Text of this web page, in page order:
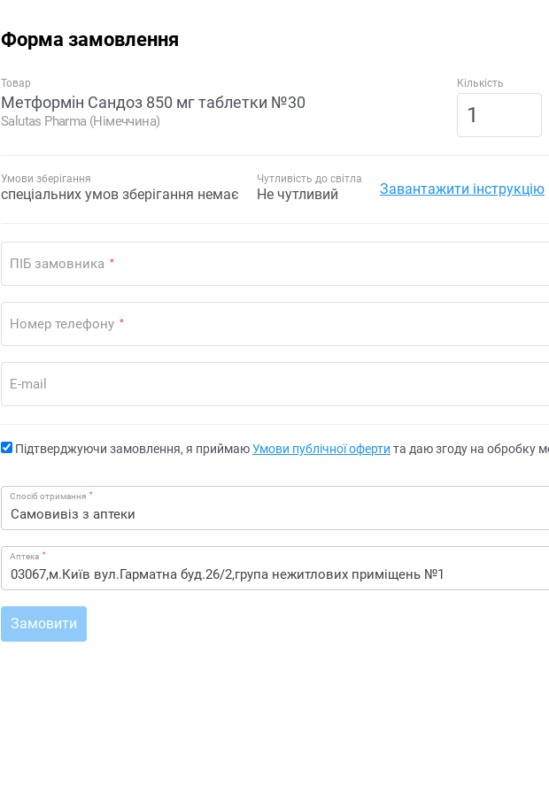
Форма замовлення
Товар
Метформін Сандоз 850 мг таблетки №30
Salutas Pharma (Німеччина)
Кількість
Умови зберігання
спеціальних умов зберігання немає
Чутливість до світла
Не чутливий Завантажити інструкцію
ПІБ замовника *
Номер телефону *
E-mail
Підтверджуючи замовлення, я приймаюУмови публічної оферти та даю згоду на обробку
Спосіб отримання *
Аптека *
Замовити